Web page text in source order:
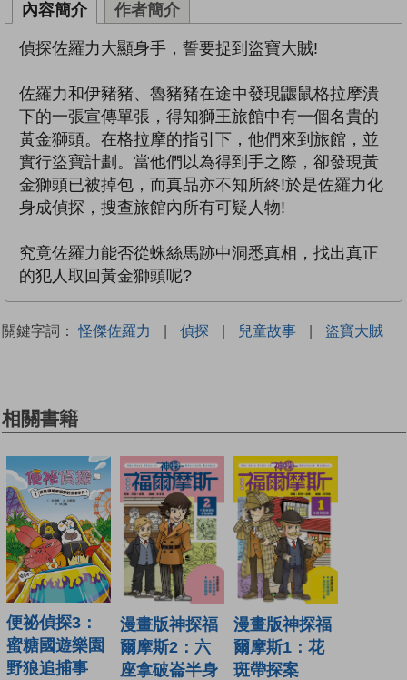
內容簡介 作者簡介
偵探佐羅力大顯身手，誓要捉到盜寶大賊!
佐羅力和伊豬豬、魯豬豬在途中發現鼴鼠格拉摩潰
下的一張宣傳單張，得知獅王旅館中有一個名貴的
黃金獅頭。在格拉摩的指引下，他們來到旅館，並
實行盜寶計劃。當他們以為得到手之際，卻發現黃
金獅頭已被掉包，而真品亦不知所終!於是佐羅力化
身成偵探，搜查旅館內所有可疑人物!
究竟佐羅力能否從蛛絲馬跡中洞悉真相，找出真正
的犯人取回黃金獅頭呢?
關鍵字詞：怪傑佐羅力 | 偵探 | 兒童故事 | 盜寶大賊
相關書籍
便祕偵探3：
蜜糖國遊樂園
野狼追捕事
漫畫版神探福
爾摩斯2：六
座拿破崙半身
漫畫版神探福
爾摩斯1：花
斑帶探案